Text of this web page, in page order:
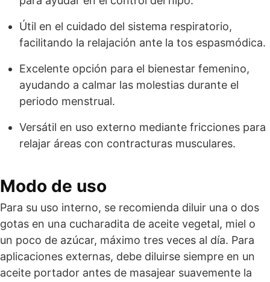
Útil en el cuidado del sistema respiratorio,
facilitando la relajación ante la tos espasmódica.
Excelente opción para el bienestar femenino,
ayudando a calmar las molestias durante el
periodo menstrual.
Versátil en uso externo mediante fricciones para
relajar áreas con contracturas musculares.
Modo de uso
Para su uso interno, se recomienda diluir una o dos
gotas en una cucharadita de aceite vegetal, miel o
un poco de azúcar, máximo tres veces al día. Para
aplicaciones externas, debe diluirse siempre en un
aceite portador antes de masajear suavemente la